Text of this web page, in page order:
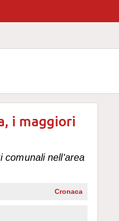
i maggiori
comunali nell'area
Cronaca